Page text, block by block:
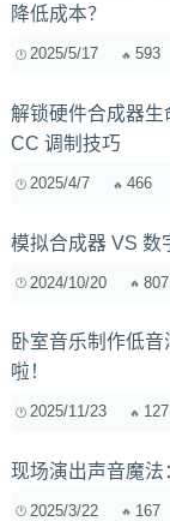
降低成本？
2025/5/17 593
解锁硬件合成器生
CC 调制技巧
2025/4/7 466
模拟合成器 VS 数
2024/10/20 807
卧室音乐制作低
啦！
2025/11/23 127
现场演出声音魔法
2025/3/22 167